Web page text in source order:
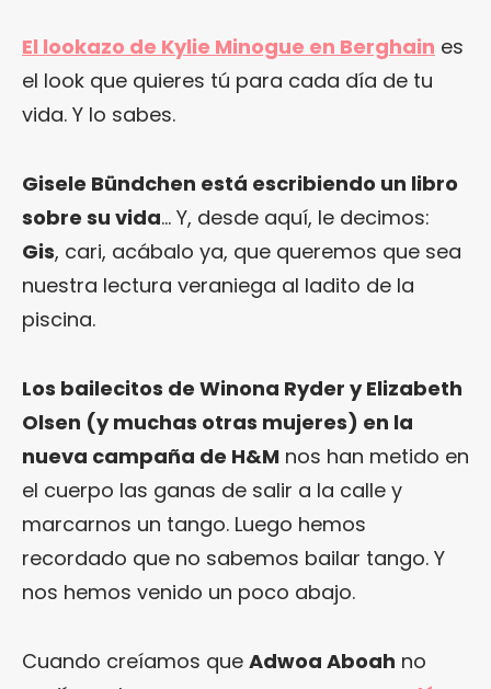
El lookazo de Kylie Minogue en Berghain es
el look que quieres tú para cada día de tu
vida. Y lo sabes.
Gisele Bündchen está escribiendo un libro
sobre su vida… Y, desde aquí, le decimos:
Gis, cari, acábalo ya, que queremos que sea
nuestra lectura veraniega al ladito de la
piscina.
Los bailecitos de Winona Ryder y Elizabeth
Olsen (y muchas otras mujeres) en la
nueva campaña de H&M nos han metido en
el cuerpo las ganas de salir a la calle y
marcarnos un tango. Luego hemos
recordado que no sabemos bailar tango. Y
nos hemos venido un poco abajo.
Cuando creíamos que Adwoa Aboah no